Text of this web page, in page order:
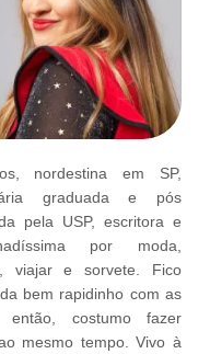
nordestina em SP,
graduada e pós
pela USP, escritora e
por moda,
viajar e sorvete. Fico
bem rapidinho com as
então, costumo fazer
mesmo tempo. Vivo à